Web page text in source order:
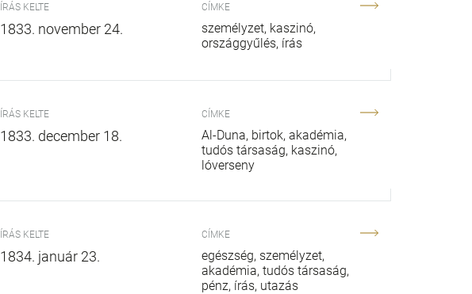
ÍRÁS KELTE
1833. november 24.
CÍMKE
személyzet kaszinó
országgyűlés írás
ÍRÁS KELTE
1833. december 18.
CÍMKE
Al-Duna birtok akadémia
tudós társaság kaszinó
lóverseny
ÍRÁS KELTE
1834. január 23.
CÍMKE
egészség személyzet
akadémia tudós társaság
pénz írás utazás